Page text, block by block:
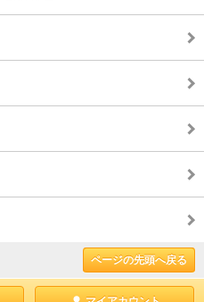
ページの先頭へ戻る